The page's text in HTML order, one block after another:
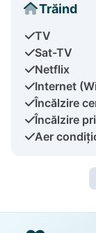
Trăind
TV
Sat-TV
Netflix
Internet
Încălzire
Încălzire
Aer